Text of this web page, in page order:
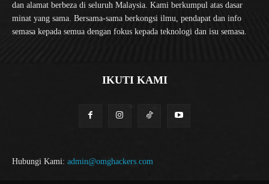
dan alamat berbeza di seluruh Malaysia. Kami berkumpul atas dasar
minat yang sama. Bersama-sama berkongsi ilmu, pendapat dan info
semasa kepada semua dengan fokus kepada teknologi dan isu semasa.
IKUTI KAMI
Hubungi Kami: admin@omghackers.com